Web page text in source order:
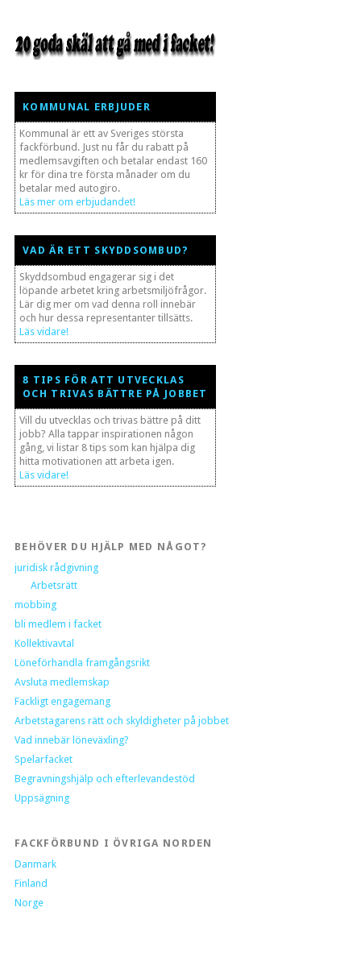
KOMMUNAL ERBJUDER
Kommunal är ett av Sveriges största
fackförbund. Just nu får du rabatt på
medlemsavgiften och betalar endast 160
kr för dina tre första månader om du
betalar med autogiro.
Läs mer om erbjudandet!
VAD ÄR ETT SKYDDSOMBUD?
Skyddsombud engagerar sig i det
löpande arbetet kring arbetsmiljöfrågor.
Lär dig mer om vad denna roll innebär
och hur dessa representanter tillsätts.
Läs vidare!
8 TIPS FÖR ATT UTVECKLAS
OCH TRIVAS BÄTTRE PÅ JOBBET
Vill du utvecklas och trivas bättre på ditt
jobb? Alla tappar inspirationen någon
gång, vi listar 8 tips som kan hjälpa dig
hitta motivationen att arbeta igen.
Läs vidare!
BEHÖVER DU HJÄLP MED NÅGOT?
juridisk rådgivning
Arbetsrätt
mobbing
bli medlem i facket
Kollektivavtal
Löneförhandla framgångsrikt
Avsluta medlemskap
Fackligt engagemang
Arbetstagarens rätt och skyldigheter på jobbet
Vad innebär löneväxling?
Spelarfacket
Begravningshjälp och efterlevandestöd
Uppsägning
FACKFÖRBUND I ÖVRIGA NORDEN
Danmark
Finland
Norge